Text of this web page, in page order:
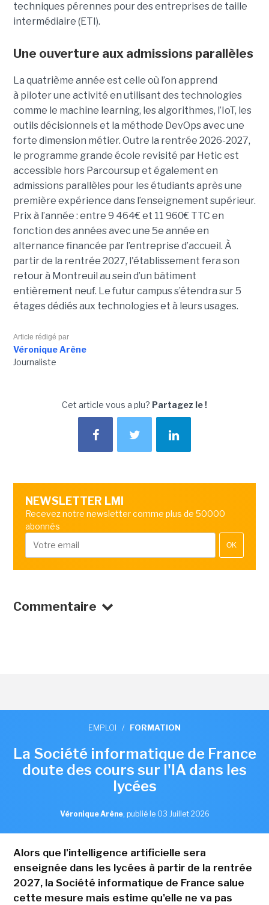
techniques pérennes pour des entreprises de taille
intermédiaire (ETI).
Une ouverture aux admissions parallèles
La quatrième année est celle où l’on apprend
à piloter une activité en utilisant des technologies
comme le machine learning, les algorithmes, l’IoT, les
outils décisionnels et la méthode DevOps avec une
forte dimension métier. Outre la rentrée 2026-2027,
le programme grande école revisité par Hetic est
accessible hors Parcoursup et également en
admissions parallèles pour les étudiants après une
première expérience dans l’enseignement supérieur.
Prix à l’année : entre 9 464€ et 11 960€ TTC en
fonction des années avec une 5e année en
alternance financée par l’entreprise d’accueil. À
partir de la rentrée 2027, l'établissement fera son
retour à Montreuil au sein d’un bâtiment
entièrement neuf. Le futur campus s’étendra sur 5
étages dédiés aux technologies et à leurs usages.
Article rédigé par
Véronique Arène
Journaliste
Cet article vous a plu? Partagez le !
NEWSLETTER LMI
Recevez notre newsletter comme plus de 50000
abonnés
OK
Commentaire
EMPLOI / FORMATION
La Société informatique de France
doute des cours sur l'IA dans les
lycées
Véronique Arène, publié le 03 Juillet 2026
Alors que l'intelligence artificielle sera
enseignée dans les lycées à partir de la rentrée
2027, la Société informatique de France salue
cette mesure mais estime qu'elle ne va pas